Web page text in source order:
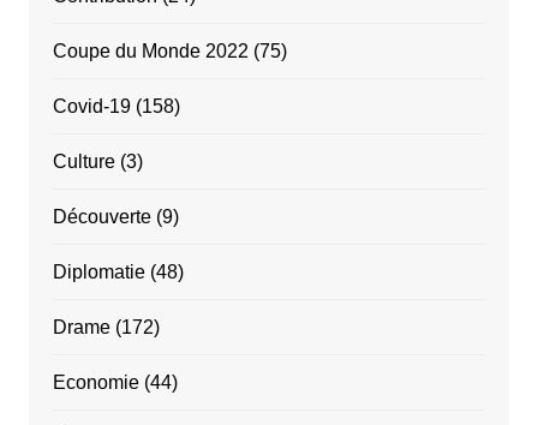
Coupe du Monde 2022 (75)
Covid-19(158)
Culture(3)
Découverte(9)
Diplomatie(48)
Drame(172)
Economie(44)